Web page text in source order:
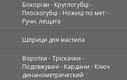
Бокорізи - Круглогубці -
Плоскогубці - Ножиці по мет -
Ручн. лещата
Шприци дпя мастила
Воротки - Тріскачки -
Подовжувачі - Кардани - Ключ
динанометрический